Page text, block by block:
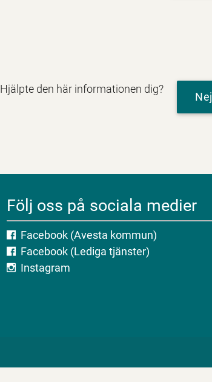
Hjälpte den här informationen dig?
Nej
Följ oss på sociala medier
Facebook (Avesta kommun)
Facebook (Lediga tjänster)
Instagram